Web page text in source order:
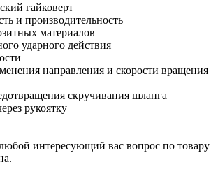
гайковерт
и производительность
материалов
ударного действия
направления и скорости вращения
скручивания шланга
рукоятку
интересующий вас вопрос по товару